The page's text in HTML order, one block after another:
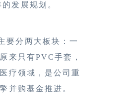
发展规划。
要分两大板块：一
来只有PVC手套，
疗领域，是公司重
并购基金推进。